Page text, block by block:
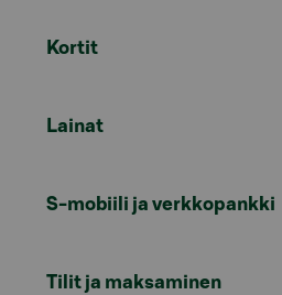
Kortit
Lainat
S-mobiili ja verkkopankki
Tilit ja maksaminen